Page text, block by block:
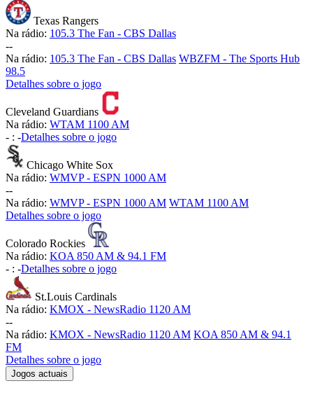
Texas Rangers
Na rádio: 105.3 The Fan - CBS Dallas
--
Na rádio: 105.3 The Fan - CBS Dallas WBZFM - The Sports Hub
98.5
Detalhes sobre o jogo
Cleveland Guardians
Na rádio: WTAM 1100 AM
- : -Detalhes sobre o jogo
Chicago White Sox
Na rádio: WMVP - ESPN 1000 AM
--
Na rádio: WMVP - ESPN 1000 AM WTAM 1100 AM
Detalhes sobre o jogo
Colorado Rockies
Na rádio: KOA 850 AM & 94.1 FM
- : -Detalhes sobre o jogo
St.Louis Cardinals
Na rádio: KMOX - NewsRadio 1120 AM
--
Na rádio: KMOX - NewsRadio 1120 AM KOA 850 AM & 94.1
FM
Detalhes sobre o jogo
Jogos actuais